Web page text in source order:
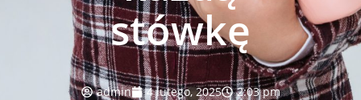
stówkę
admin 4 lutego, 2025 2:03 pm